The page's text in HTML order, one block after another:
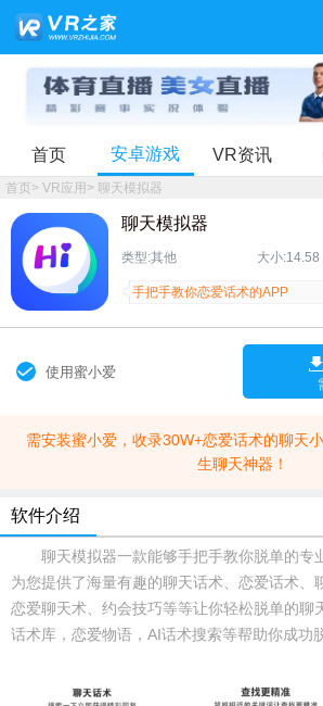
首页 安卓游戏 VR资讯
首页> VR应用> 聊天模拟器
聊天模拟器
类型:其他 大小:14.58
手把手教你恋爱话术的APP
使用蜜小爱
需安装蜜小爱，收录30W+恋爱话术的聊天
生聊天神器！
软件介绍
聊天模拟器一款能够手把手教你脱单的专
为您提供了海量有趣的聊天话术、恋爱话术、
恋爱聊天术、约会技巧等等让你轻松脱单的聊
话术库，恋爱物语，AI话术搜索等帮助你成功